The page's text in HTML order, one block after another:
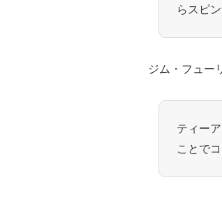
らスピ
ジム・フュー
ティー
ことで